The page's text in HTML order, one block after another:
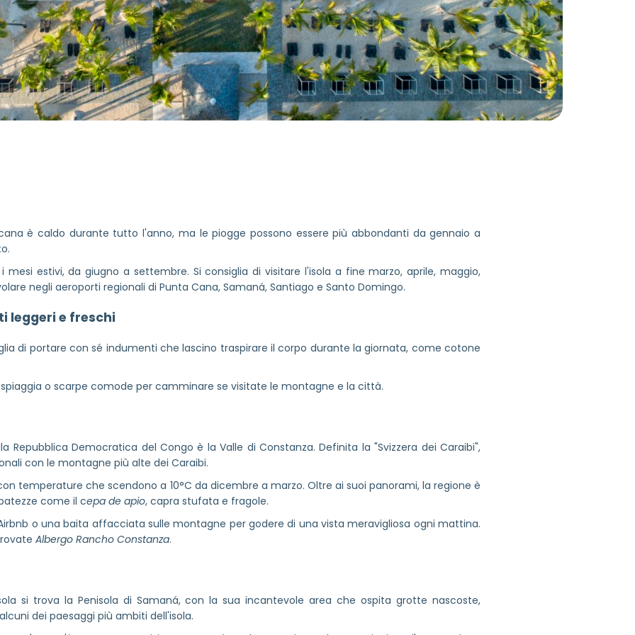
è caldo durante tutto l'anno, ma le piogge possono essere più abbondanti da gennaio a
estivi, da giugno a settembre. Si consiglia di visitare l'isola a fine marzo, aprile, maggio,
negli aeroporti regionali di Punta Cana, Samaná, Santiago e Santo Domingo.
leggeri e freschi
di portare con sé indumenti che lascino traspirare il corpo durante la giornata, come cotone
o scarpe comode per camminare se visitate le montagne e la città.
Repubblica Democratica del Congo è la Valle di Constanza. Definita la "Svizzera dei Caraibi",
con le montagne più alte dei Caraibi.
temperature che scendono a 10°C da dicembre a marzo. Oltre ai suoi panorami, la regione è
come il cepa de apio, capra stufata e fragole.
o una baita affacciata sulle montagne per godere di una vista meravigliosa ogni mattina.
Albergo Rancho Constanza.
si trova la Penisola di Samaná, con la sua incantevole area che ospita grotte nascoste,
dei paesaggi più ambiti dell'isola.